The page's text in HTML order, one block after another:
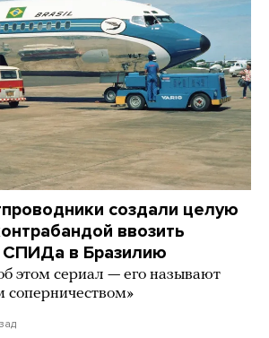
создали целую
ввозить
СПИДа в Бразилию
этом сериал — его называют